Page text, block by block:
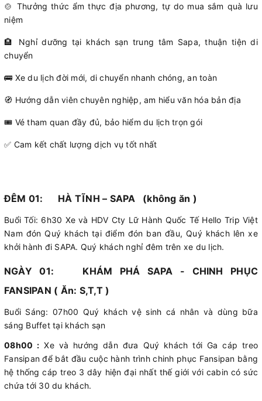
🍲 Thưởng thức ẩm thực địa phương, tự do mua sắm quà lưu
niệm
🏨 Nghỉ dưỡng tại khách sạn trung tâm Sapa, thuận tiện di
chuyển
🚌 Xe du lịch đời mới, di chuyển nhanh chóng, an toàn
🧭 Hướng dẫn viên chuyên nghiệp, am hiểu văn hóa bản địa
🎟 Vé tham quan đầy đủ, bảo hiểm du lịch trọn gói
✅ Cam kết chất lượng dịch vụ tốt nhất
ĐÊM 01: HÀ TĨNH – SAPA (không ăn )
Buổi Tối: 6h30 Xe và HDV Cty Lữ Hành Quốc Tế Hello Trip Việt
Nam đón Quý khách tại điểm đón ban đầu, Quý khách lên xe
khởi hành đi SAPA. Quý khách nghỉ đêm trên xe du lịch.
NGÀY 01: KHÁM PHÁ SAPA - CHINH PHỤC
FANSIPAN ( Ăn: S,T,T )
Buổi Sáng: 07h00 Quý khách vệ sinh cá nhân và dùng bữa
sáng Buffet tại khách sạn
08h00 : Xe và hướng dẫn đưa Quý khách tới Ga cáp treo
Fansipan để bắt đầu cuộc hành trình chinh phục Fansipan bằng
hệ thống cáp treo 3 dây hiện đại nhất thế giới với cabin có sức
chứa tới 30 du khách.